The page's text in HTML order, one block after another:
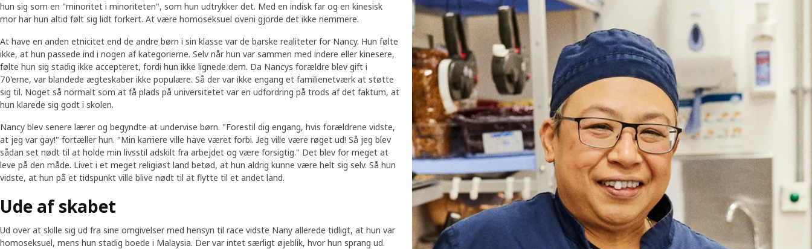
hun sig som en "minoritet i minoriteten", som hun udtrykker det. Med en indisk far og en kinesisk
mor har hun altid følt sig lidt forkert. At være homoseksuel oveni gjorde det ikke nemmere.
At have en anden etnicitet end de andre børn i sin klasse var de barske realiteter for Nancy. Hun følte
ikke, at hun passede ind i nogen af kategorierne. Selv når hun var sammen med indere eller kinesere,
følte hun sig stadig ikke accepteret, fordi hun ikke lignede dem. Da Nancys forældre blev gift i
70'erne, var blandede ægteskaber ikke populære. Så der var ikke engang et familienetværk at støtte
sig til. Noget så normalt som at få plads på universitetet var en udfordring på trods af det faktum, at
hun klarede sig godt i skolen.
Nancy blev senere lærer og begyndte at undervise børn. "Forestil dig engang, hvis forældrene vidste,
at jeg var gay!" fortæller hun. "Min karriere ville have været forbi. Jeg ville være røget ud! Så jeg blev
sådan set nødt til at holde min livsstil adskilt fra arbejdet og være forsigtig." Det blev for meget at
leve på den måde. Livet i et meget religiøst land betød, at hun aldrig kunne være helt sig selv. Så hun
vidste, at hun på et tidspunkt ville blive nødt til at flytte til et andet land.
Ude af skabet
Ud over at skille sig ud fra sine omgivelser med hensyn til race vidste Nany allerede tidligt, at hun var
homoseksuel, mens hun stadig boede i Malaysia. Der var intet særligt øjeblik, hvor hun sprang ud.